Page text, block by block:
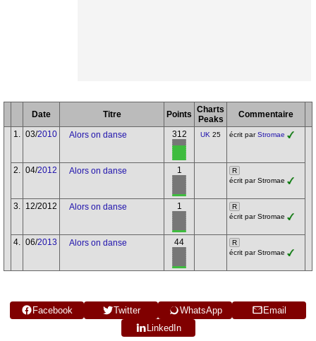
Date Titre Points Charts
Peaks
Commentaire
1.
03/2010 Alors on danse 312 UK 25 écrit parStromae
2. 04/2012 Alors on danse 1
R
écrit par Stromae
3. 12/2012 Alors on danse 1
R
écrit par Stromae
4. 06/2013 Alors on danse 44
R
écrit par Stromae
Facebook Twitter WhatsApp
Email
LinkedIn